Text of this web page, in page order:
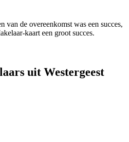
van de overeenkomst was een succes,
kaart een groot succes.
uit Westergeest